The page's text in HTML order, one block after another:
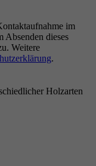
im
Absenden dieses
Weitere
.